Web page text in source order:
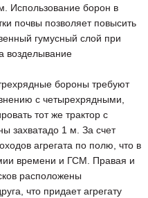
Использование борон в
почвы позволяет повысить
гумусный слой при
возделывание
бороны требуют
с четырехрядными,
тот же трактор с
захватадо 1 м. За счет
агрегата по полю, что в
времени и ГСМ. Правая и
расположены
что придает агрегату